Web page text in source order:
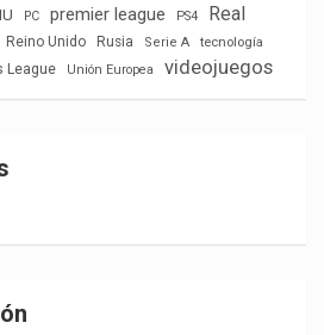
PC premier league PS4
Real
Reino Unido Rusia Serie A
tecnología
League Unión Europea videojuegos